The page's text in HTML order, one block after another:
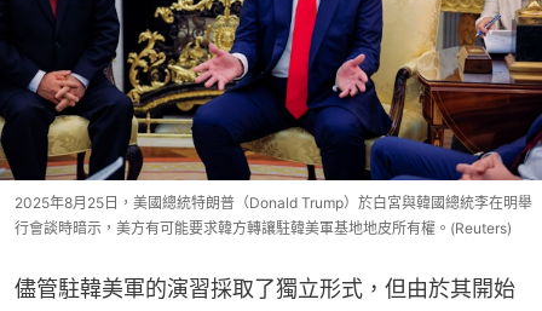
2025年8月25日，美國總統特朗普（Donald Trump）於白宮與韓國總統李在明舉
行會談時暗示，美方有可能要求韓方轉讓駐韓美軍基地地皮所有權。(Reuters)
儘管駐韓美軍的演習採取了獨立形式，但由於其開始